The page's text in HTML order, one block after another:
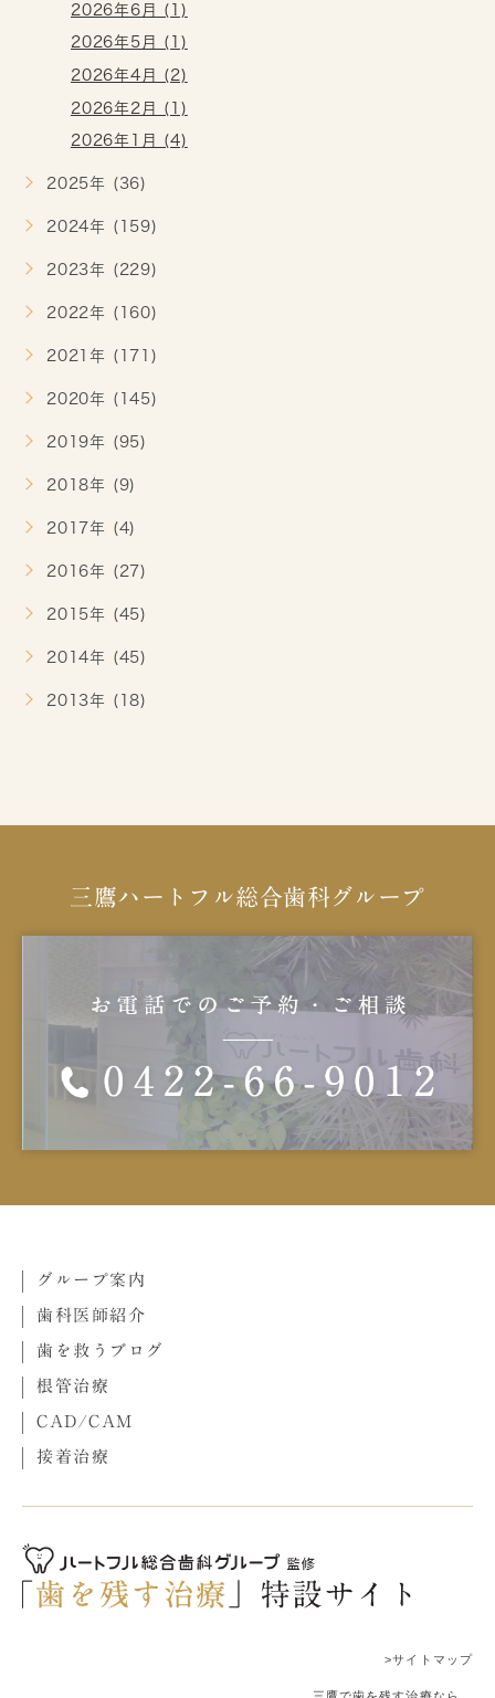
2026年6月 (1)
2026年5月 (1)
2026年4月 (2)
2026年2月 (1)
2026年1月 (4)
2025年 (36)
2024年 (159)
2023年 (229)
2022年 (160)
2021年 (171)
2020年 (145)
2019年 (95)
2018年 (9)
2017年 (4)
2016年 (27)
2015年 (45)
2014年 (45)
2013年 (18)
三鷹ハートフル総合歯科グループ
グループ案内
歯科医師紹介
歯を救うブログ
根管治療
CAD/CAM
接着治療
>サイトマップ